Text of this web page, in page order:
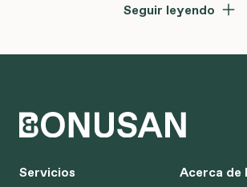
Seguir leyendo
Servicios Acerca de